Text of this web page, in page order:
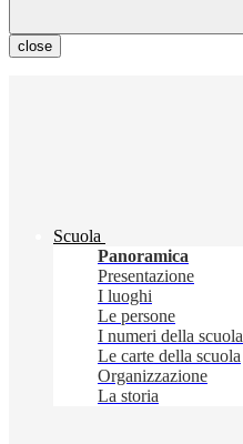
close
Scuola
Panoramica
Presentazione
I luoghi
Le persone
I numeri della scuola
Le carte della scuola
Organizzazione
La storia